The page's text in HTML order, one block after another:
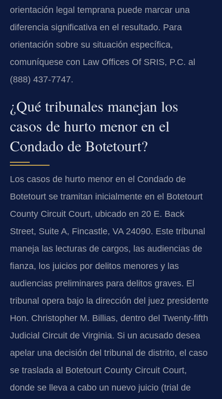
orientación legal temprana puede marcar una
diferencia significativa en el resultado. Para
orientación sobre su situación específica,
comuníquese con Law Offices Of SRIS, P.C. al
(888) 437-7747.
¿Qué tribunales manejan los
casos de hurto menor en el
Condado de Botetourt?
Los casos de hurto menor en el Condado de
Botetourt se tramitan inicialmente en el Botetourt
County Circuit Court, ubicado en 20 E. Back
Street, Suite A, Fincastle, VA 24090. Este tribunal
maneja las lecturas de cargos, las audiencias de
fianza, los juicios por delitos menores y las
audiencias preliminares para delitos graves. El
tribunal opera bajo la dirección del juez presidente
Hon. Christopher M. Billias, dentro del Twenty-fifth
Judicial Circuit de Virginia. Si un acusado desea
apelar una decisión del tribunal de distrito, el caso
se traslada al Botetourt County Circuit Court,
donde se lleva a cabo un nuevo juicio (trial de